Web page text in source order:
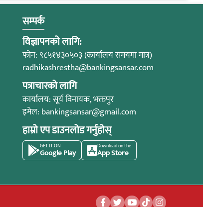
सम्पर्क
विज्ञापनको लागि:
फोन: ९८५१४३०५०३ (कार्यालय समयमा मात्र)
radhikashrestha@bankingsansar.com
पत्राचारको लागि
कार्यालय: सूर्य विनायक, भक्तपुर
इमेल: bankingsansar@gmail.com
हाम्रो एप डाउनलोड गर्नुहोस्
GET IT ON
Google Play
Download on the
App Store